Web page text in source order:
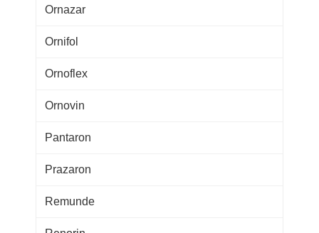
Ornazar
Ornifol
Ornoflex
Ornovin
Pantaron
Prazaron
Remunde